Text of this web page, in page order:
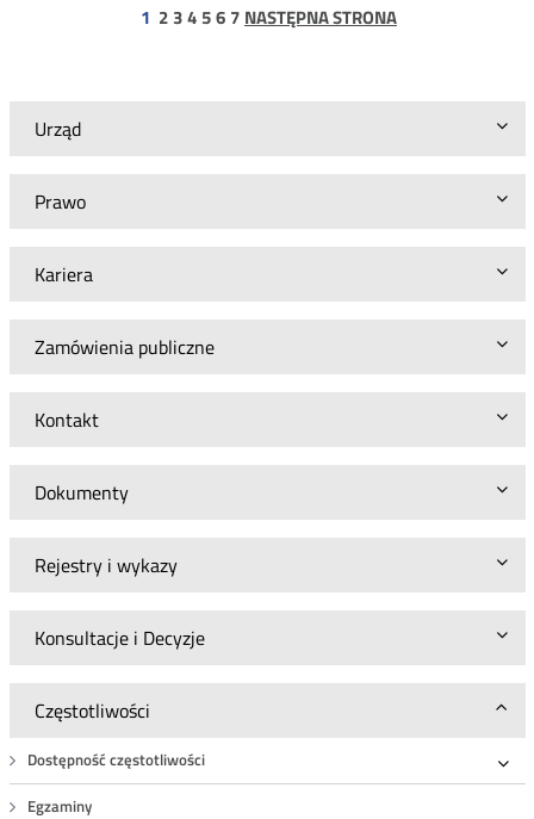
Urząd
Prawo
Kariera
Zamówienia publiczne
Kontakt
Dokumenty
Rejestry i wykazy
Konsultacje i Decyzje
Częstotliwości
Dostępność częstotliwości
Egzaminy
rezerwacji
1 strona
2 strona
3strona
4strona
5strona
6 strona
7 NASTĘPNA STRONA